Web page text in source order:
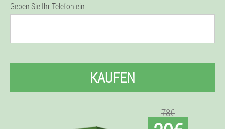
Geben Sie Ihr Telefon ein
KAUFEN
78€